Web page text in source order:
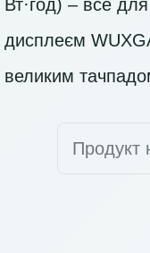
Вт·год) – все
дисплеєм
великим
Продукт